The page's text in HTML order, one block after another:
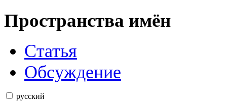
Пространства имён
Статья
Обсуждение
русский